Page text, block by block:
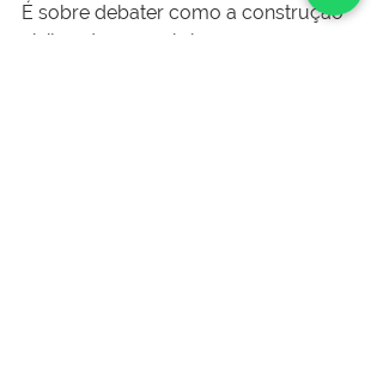
É sobre debater como a construção
civil pode ser mais humana,